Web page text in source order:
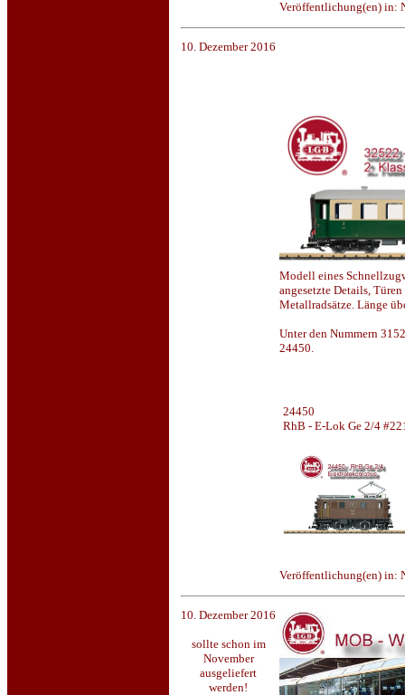
Veröffentlichung(en) in:
10. Dezember 2016
Modell eines
angesetzte Details,
Metallradsätze. Länge
Unter den Nummern
24450.
24450
RhB - E-Lok Ge 2/4
Veröffentlichung(en) in:
10. Dezember 2016
sollte schon im
November
ausgeliefert
werden!